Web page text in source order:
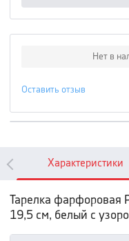
Нет в
Оставить отзыв
Характеристики
Тарелка фарфоровая
19,5 см, белый с